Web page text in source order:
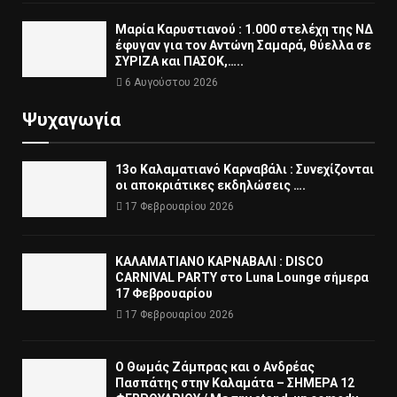
Μαρία Καρυστιανού : 1.000 στελέχη της ΝΔ
έφυγαν για τον Αντώνη Σαμαρά, θύελλα σε
ΣΥΡΙΖΑ και ΠΑΣΟΚ,…..
6 Αυγούστου 2026
Ψυχαγωγία
13ο Καλαματιανό Καρναβάλι : Συνεχίζονται
οι αποκριάτικες εκδηλώσεις ….
17 Φεβρουαρίου 2026
ΚΑΛΑΜΑΤΙΑΝΟ ΚΑΡΝΑΒΑΛΙ : DISCO
CARNIVAL PARTY στο Luna Lounge σήμερα
17 Φεβρουαρίου
17 Φεβρουαρίου 2026
Ο Θωμάς Ζάμπρας και ο Ανδρέας
Πασπάτης στην Καλαμάτα – ΣΗΜΕΡΑ 12